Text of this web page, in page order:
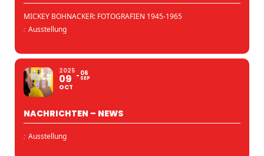
MICKEY BOHNACKER: FOTOGRAFIEN 1945-1965
: Ausstellung
2025
09
OCT
06
SEP
NACHRICHTEN – NEWS
: Ausstellung